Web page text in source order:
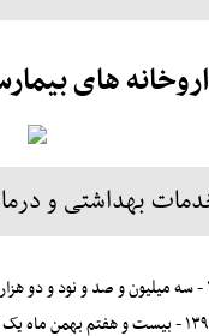
های
بهداشتی و